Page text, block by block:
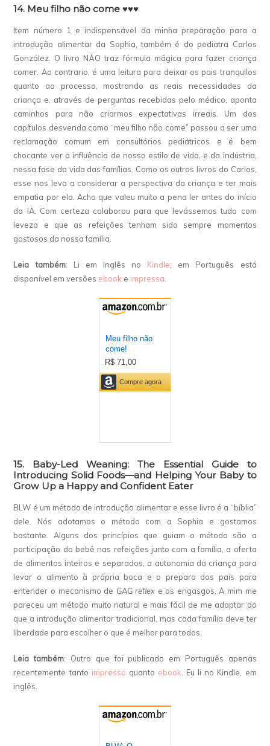
14. Meu filho não come♥♥♥
Item número 1 e indispensável da minha preparação para a
introdução alimentar da Sophia, também é do pediatra Carlos
González. O livro NÃO traz fórmula mágica para fazer criança
comer. Ao contrario, é uma leitura para deixar os pais tranquilos
quanto ao processo, mostrando as reais necessidades da
criança e, através de perguntas recebidas pelo médico, aponta
caminhos para não criarmos expectativas irreais. Um dos
capítulos desvenda como “meu filho não come” passou a ser uma
reclamação comum em consultórios pediátricos e é bem
chocante ver a influência de nosso estilo de vida, e da indústria,
nessa fase da vida das famílias. Como os outros livros do Carlos,
esse nos leva a considerar a perspectiva da criança e ter mais
empatia por ela. Acho que valeu muito a pena ler antes do início
da IA. Com certeza colaborou para que levássemos tudo com
leveza e que as refeições tenham sido sempre momentos
gostosos da nossa família.
Leia também: Li em Inglês no Kindle; em Português está
disponível em versões ebook e impressa
15. Baby-Led Weaning: The Essential Guide to
Introducing Solid Foods—and Helping Your Baby to
Grow Up a Happy and Confident Eater
BLW é um método de introdução alimentar e esse livro é a “bíblia”
dele. Nós adotamos o método com a Sophia e gostamos
bastante. Alguns dos princípios que guiam o método são a
participação do bebê nas refeições junto com a família, a oferta
de alimentos inteiros e separados, a autonomia da criança para
levar o alimento à própria boca e o preparo dos pais para
entender o mecanismo de GAG reflex e os engasgos. A mim me
pareceu um método muito natural e mais fácil de me adaptar do
que a introdução alimentar tradicional, mas cada família deve ter
liberdade para escolher o que é melhor para todos.
Leia também: Outro que foi publicado em Português apenas
recentemente tanto impresso quanto ebook . Eu li no Kindle, em
inglês.